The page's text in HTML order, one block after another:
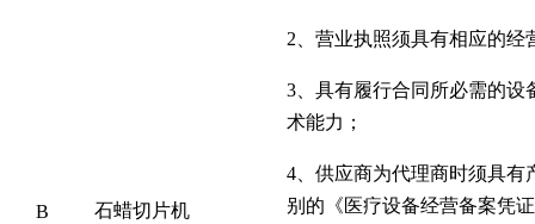
B 石蜡切片机
2、营业执照须具有相应的经
3、具有履行合同所必需的设
术能力；
4、供应商为代理商时须具有
别的《医疗设备经营备案凭